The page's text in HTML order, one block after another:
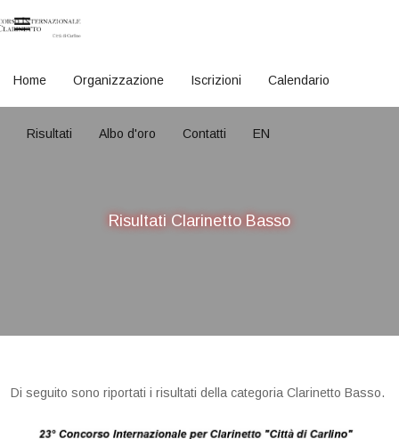
Home Organizzazione Iscrizioni Calendario
Risultati Albo d'oro Contatti EN
Risultati Clarinetto Basso
Di seguito sono riportati i risultati della categoria Clarinetto Basso.